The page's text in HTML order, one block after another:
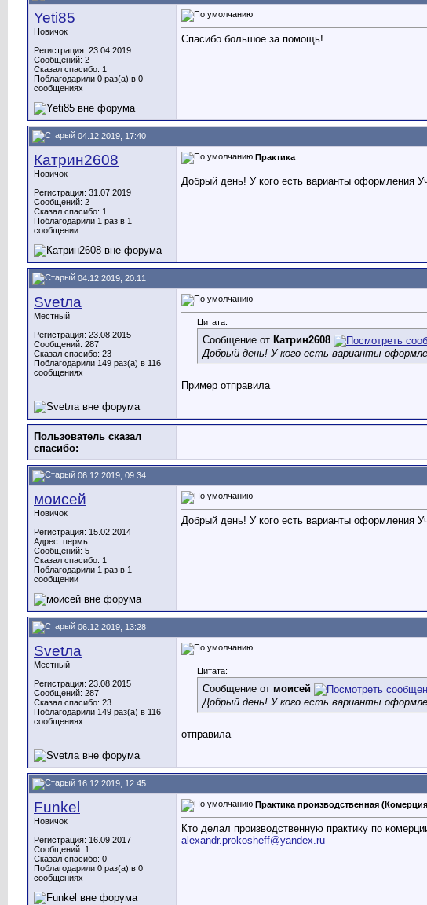
Yeti85
Новичок
Регистрация: 23.04.2019
Сообщений: 2
Сказал спасибо: 1
Поблагодарили 0 раз(а) в 0
сообщениях
Спасибо большое за помощь!
04.12.2019, 17:40
Катрин2608
Новичок
Регистрация: 31.07.2019
Сообщений: 2
Сказал спасибо: 1
Поблагодарили 1 раз в 1
сообщении
Практика
Добрый день! У кого есть варианты оформления
04.12.2019, 20:11
Svetла
Местный
Регистрация: 23.08.2015
Сообщений: 287
Сказал спасибо: 23
Поблагодарили 149 раз(а) в 116
сообщениях
Цитата:
Сообщение от Катрин2608
Добрый день! У кого есть варианты
Пример отправила
Пользователь сказал
cпасибо:
06.12.2019, 09:34
моисей
Новичок
Регистрация: 15.02.2014
Адрес: пермь
Сообщений: 5
Сказал спасибо: 1
Поблагодарили 1 раз в 1
сообщении
Добрый день! У кого есть варианты оформления
06.12.2019, 13:28
Svetла
Местный
Регистрация: 23.08.2015
Сообщений: 287
Сказал спасибо: 23
Поблагодарили 149 раз(а) в 116
сообщениях
Цитата:
Сообщение от моисей
Добрый день! У кого есть варианты
отправила
16.12.2019, 12:45
Funkel
Новичок
Регистрация: 16.09.2017
Сообщений: 1
Сказал спасибо: 0
Поблагодарили 0 раз(а) в 0
сообщениях
Практика производственная
Кто делал производственную практику по
alexandr.prokosheff@yandex.ru